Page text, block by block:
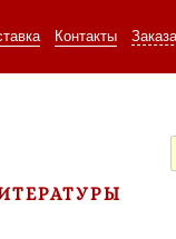
Контакты